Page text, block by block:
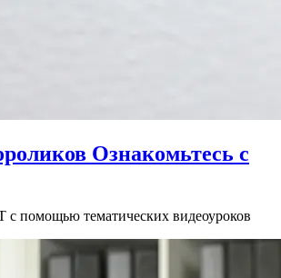
Ознакомьтесь с
с помощью тематических видеоуроков